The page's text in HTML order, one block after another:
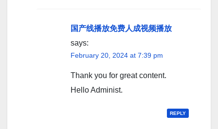
国产线播放免费人成视频播放
says:
February 20, 2024 at 7:39 pm
Thank you for great content.
Hello Administ.
REPLY